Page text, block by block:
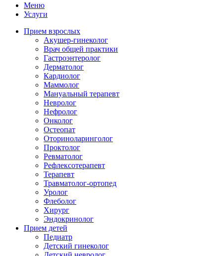
Меню
Услуги
Прием взрослых
Акушер-гинеколог
Врач общей практики
Гастроэнтеролог
Дерматолог
Кардиолог
Маммолог
Мануальный терапевт
Невролог
Нефролог
Онколог
Остеопат
Оториноларинголог
Проктолог
Ревматолог
Рефлексотерапевт
Терапевт
Травматолог-ортопед
Уролог
Флеболог
Хирург
Эндокринолог
Прием детей
Педиатр
Детский гинеколог